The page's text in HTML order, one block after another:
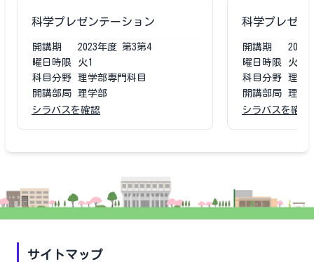
科学プレゼンテーション
開講期 2023年度 第3第4
曜日時限
火1
科目分野
理学部専門科目
開講部局
理学部
シラバスを確認
科学プレゼン
開講期 2022
曜日時限
火1
科目分野
理学
開講部局
理学
シラバスを確認
サイトマップ